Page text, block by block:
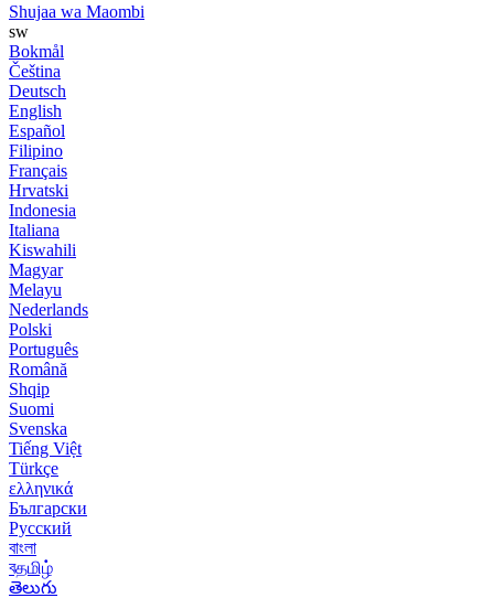
Shujaa wa Maombi
sw
Bokmål
Čeština
Deutsch
English
Español
Filipino
Français
Hrvatski
Indonesia
Italiana
Kiswahili
Magyar
Melayu
Nederlands
Polski
Português
Română
Shqip
Suomi
Svenska
Tiếng Việt
Türkçe
ελληνικά
Български
Русский
বাংলা
বதமிழ்
తెలుగు